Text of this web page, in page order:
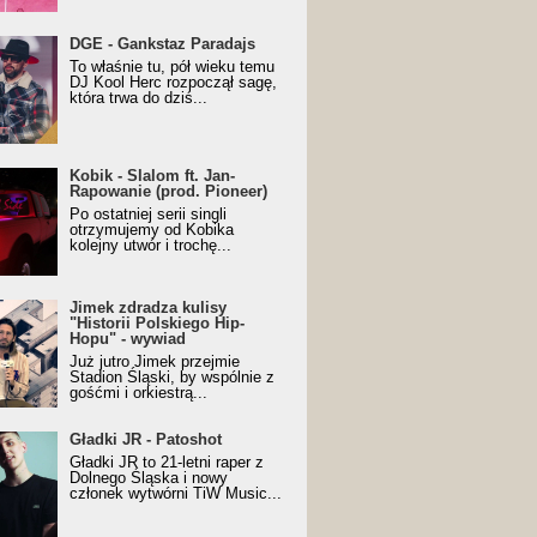
z nagrodą za
Trueschoolowy
Roku (Popkillery 2023)
DGE - Gankstaz Paradajs
To właśnie tu, pół wieku temu
DJ Kool Herc rozpoczął sagę,
która trwa do dziś...
- Slalom ft. Jan-
(prod. Pioneer)
Music Visualiser]
Kobik - Slalom ft. Jan-
Rapowanie (prod. Pioneer)
Po ostatniej serii singli
otrzymujemy od Kobika
kolejny utwór i trochę...
zdradza kulisy "Historii
Hip-Hopu" - wywiad
Jimek zdradza kulisy
"Historii Polskiego Hip-
Hopu" - wywiad
Już jutro Jimek przejmie
Stadion Śląski, by wspólnie z
gośćmi i orkiestrą...
JR - Patoshot
Gładki JR - Patoshot
Gładki JR to 21-letni raper z
Dolnego Śląska i nowy
członek wytwórni TiW Music...